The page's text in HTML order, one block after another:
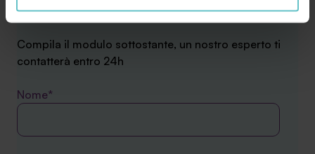
cookie potranno essere implementati ad esclusione di
quelli tecnici che sono necessari per il funzionamento del
sito. Cliccando su “ACCETTA TUTTI” invece accetterai di
verranno installati i soli cookie necessari al
funzionamento del sito. Per tutte le informazioni complete
sopra.
Vuoi maggiori informazioni?
Compila il modulo sottostante, un nostro esperto ti
contatterà entro 24h
Nome*